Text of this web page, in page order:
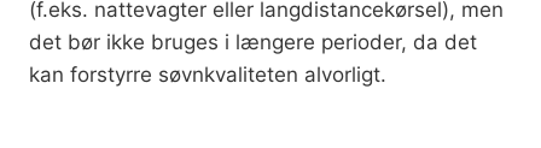
(f.eks. nattevagter eller langdistancekørsel), men
det bør ikke bruges i længere perioder, da det
kan forstyrre søvnkvaliteten alvorligt.